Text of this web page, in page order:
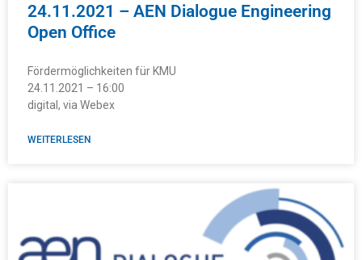
24.11.2021 – AEN Dialogue Engineering
Open Office
Fördermöglichkeiten für KMU
24.11.2021 – 16:00
digital, via Webex
WEITERLESEN